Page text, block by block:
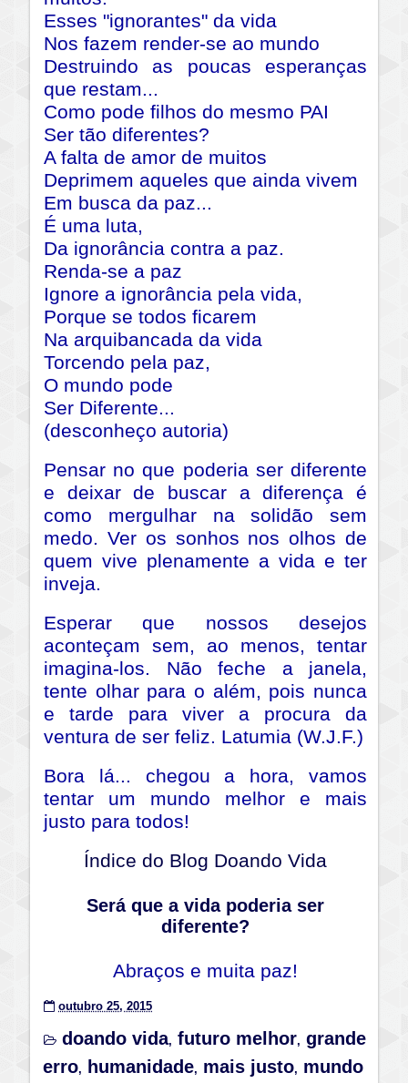
Esses "ignorantes" da vida
Nos fazem render-se ao mundo
Destruindo as poucas esperanças
que restam...
Como pode filhos do mesmo PAI
Ser tão diferentes?
A falta de amor de muitos
Deprimem aqueles que ainda vivem
Em busca da paz...
É uma luta,
Da ignorância contra a paz.
Renda-se a paz
Ignore a ignorância pela vida,
Porque se todos ficarem
Na arquibancada da vida
Torcendo pela paz,
O mundo pode
Ser Diferente...
(desconheço autoria)
Pensar no que poderia ser diferente
e deixar de buscar a diferença é
como mergulhar na solidão sem
medo. Ver os sonhos nos olhos de
quem vive plenamente a vida e ter
inveja.
Esperar que nossos desejos
aconteçam sem, ao menos, tentar
imagina-los. Não feche a janela,
tente olhar para o além, pois nunca
e tarde para viver a procura da
ventura de ser feliz. Latumia (W.J.F.)
Bora lá... chegou a hora, vamos
tentar um mundo melhor e mais
justo para todos!
Índice do Blog Doando Vida
Será que a vida poderia ser
diferente?
Abraços e muita paz!
outubro 25, 2015
doando vida, futuro melhor, grande
erro, humanidade, mais justo, mundo